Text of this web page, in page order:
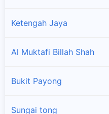
Ketengah Jaya
Al Muktafi Billah Shah
Bukit Payong
Sungai tong